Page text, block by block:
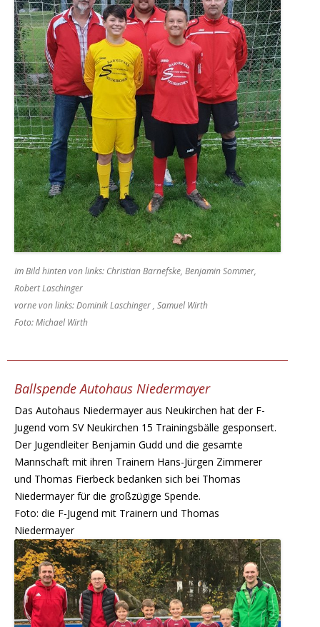
Im Bild hinten von links: Christian Barnefske, Benjamin Sommer,
Robert Laschinger
vorne von links: Dominik Laschinger , Samuel Wirth
Foto: Michael Wirth
Ballspende Autohaus Niedermayer
Das Autohaus Niedermayer aus Neukirchen hat der F-
Jugend vom SV Neukirchen 15 Trainingsbälle gesponsert.
Der Jugendleiter Benjamin Gudd und die gesamte
Mannschaft mit ihren Trainern Hans-Jürgen Zimmerer
und Thomas Fierbeck bedanken sich bei Thomas
Niedermayer für die großzügige Spende.
Foto: die F-Jugend mit Trainern und Thomas
Niedermayer